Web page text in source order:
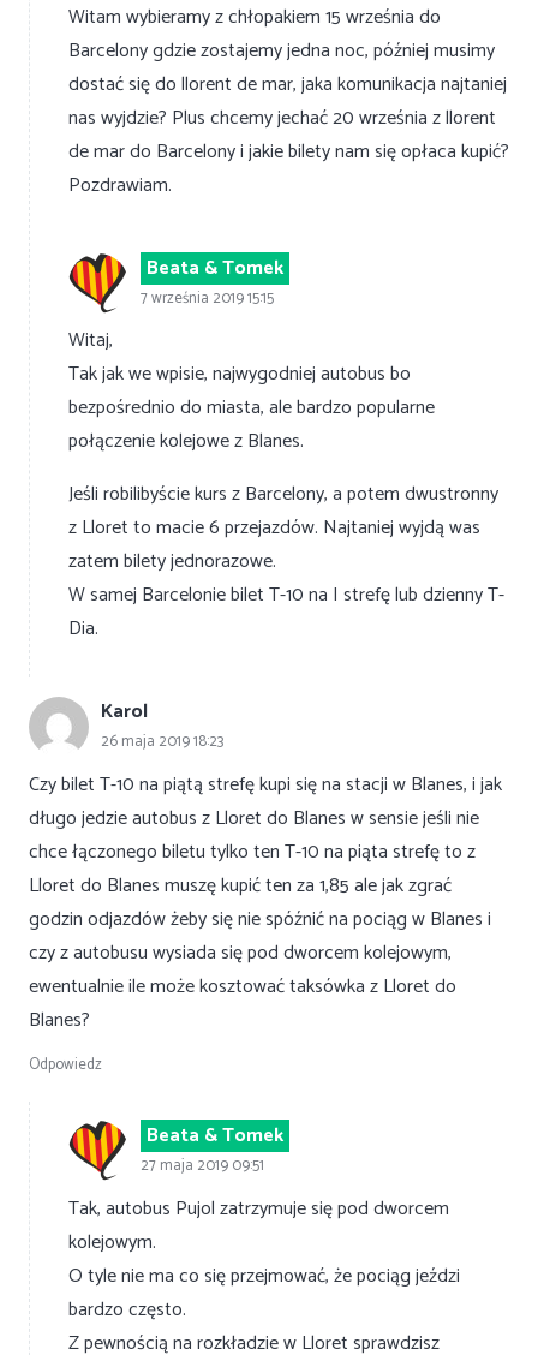
Witam wybieramy z chłopakiem 15 września do
Barcelony gdzie zostajemy jedna noc, później musimy
dostać się do llorent de mar, jaka komunikacja najtaniej
nas wyjdzie? Plus chcemy jechać 20 września z llorent
de mar do Barcelony i jakie bilety nam się opłaca kupić?
Pozdrawiam.
Beata & Tomek
7 września 2019 15:15
Witaj,
Tak jak we wpisie, najwygodniej autobus bo
bezpośrednio do miasta, ale bardzo popularne
połączenie kolejowe z Blanes.
Jeśli robilibyście kurs z Barcelony, a potem dwustronny
z Lloret to macie 6 przejazdów. Najtaniej wyjdą was
zatem bilety jednorazowe.
W samej Barcelonie bilet T-10 na I strefę lub dzienny T-
Dia.
Karol
26 maja 2019 18:23
Czy bilet T-10 na piątą strefę kupi się na stacji w Blanes, i jak
długo jedzie autobus z Lloret do Blanes w sensie jeśli nie
chce łączonego biletu tylko ten T-10 na piąta strefę to z
Lloret do Blanes muszę kupić ten za 1,85 ale jak zgrać
godzin odjazdów żeby się nie spóźnić na pociąg w Blanes i
czy z autobusu wysiada się pod dworcem kolejowym,
ewentualnie ile może kosztować taksówka z Lloret do
Blanes?
Odpowiedz
Beata & Tomek
27 maja 2019 09:51
Tak, autobus Pujol zatrzymuje się pod dworcem
kolejowym.
O tyle nie ma co się przejmować, że pociąg jeździ
bardzo często.
Z pewnością na rozkładzie w Lloret sprawdzisz